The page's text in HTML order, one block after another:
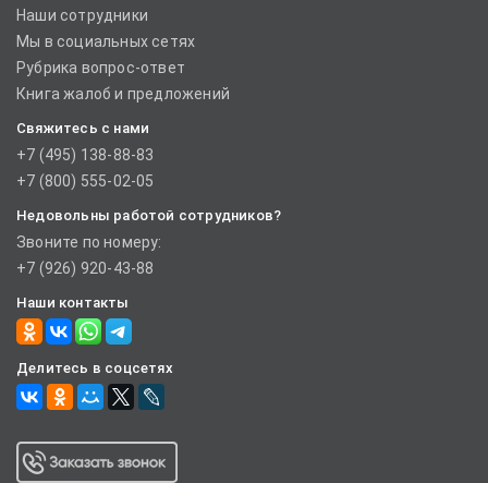
Наши сотрудники
Мы в социальных сетях
Рубрика вопрос-ответ
Книга жалоб и предложений
Свяжитесь с нами
+7 (495) 138-88-83
+7 (800) 555-02-05
Недовольны работой сотрудников?
Звоните по номеру:
+7 (926) 920-43-88
Наши контакты
Делитесь в соцсетях